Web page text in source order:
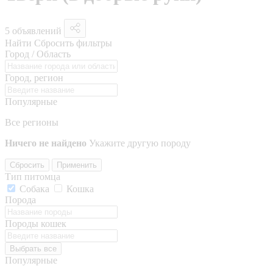
5 объявлений
Найти Сбросить фильтры
Город / Область
Город, регион
Популярные
Все регионы
Ничего не найдено Укажите другую породу
Сбросить Применить
Тип питомца
Собака
Кошка
Порода
Породы кошек
Выбрать все
Популярные